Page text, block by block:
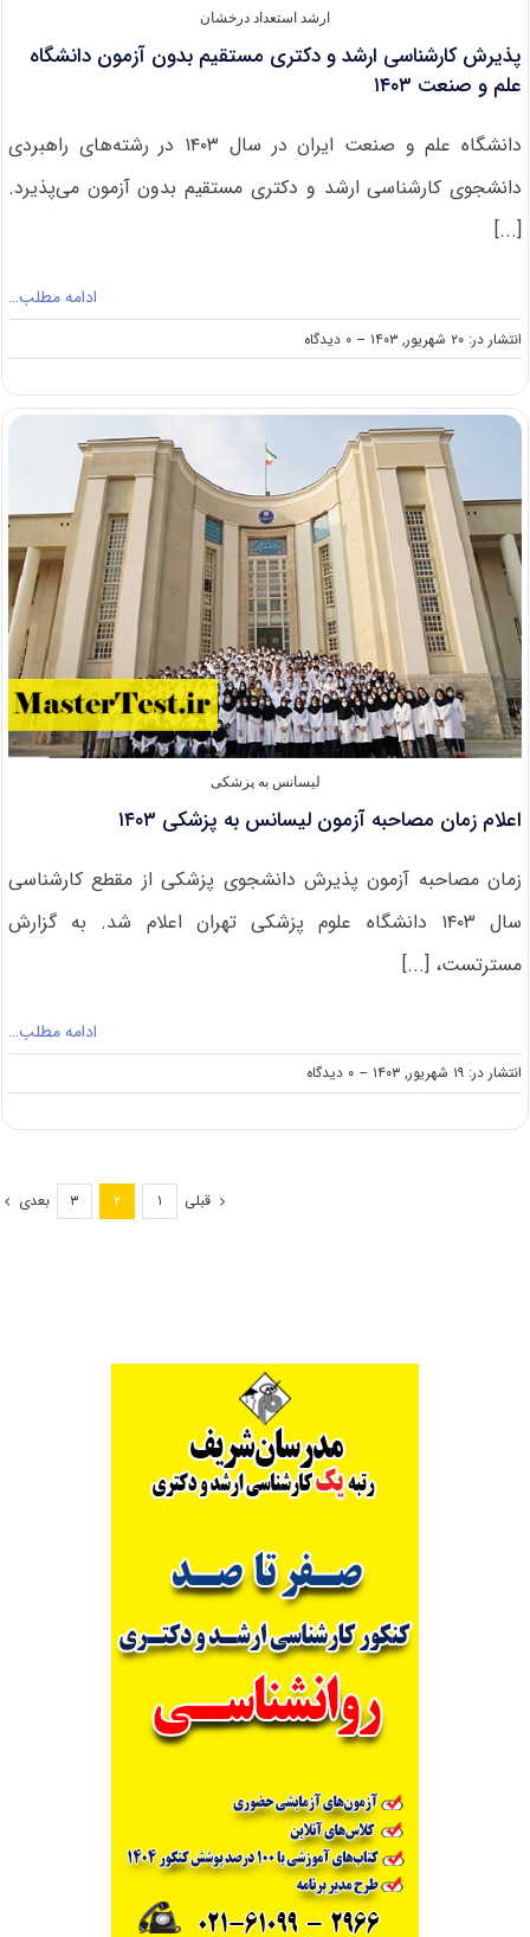
ارشد استعداد درخشان
پذیرش کارشناسی ارشد و دکتری مستقیم بدون آزمون دانشگاه
علم و صنعت ۱۴۰۳
دانشگاه علم و صنعت ایران در سال ۱۴۰۳ در رشته‌های راهبردی
دانشجوی کارشناسی ارشد و دکتری مستقیم بدون آزمون می‌پذیرد.
[...]
ادامه مطلب…
انتشار در: ۲۰ شهریور, ۱۴۰۳ -- ۰ دیدگاه
on
پذیرش
ارشد
دکتری
مستقیم
بدون
آزمون
دانشگاه
علم
صنعت
۱۴۰۳
لیسانس به پزشکی
اعلام زمان مصاحبه آزمون لیسانس به پزشکی ۱۴۰۳
زمان مصاحبه‌ آزمون پذیرش دانشجوی پزشکی از مقطع کارشناسی
سال ۱۴۰۳ دانشگاه علوم پزشکی تهران اعلام شد. به گزارش
مسترتست،‌ [...]
ادامه مطلب…
انتشار در: ۱۹ شهریور, ۱۴۰۳ -- ۰ دیدگاه
on
اعلام
قبلی ۱ ۲ ۳ بعدی